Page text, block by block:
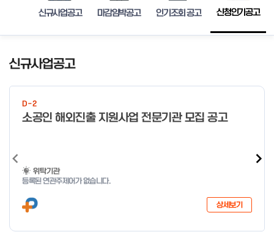
신규사업공고 마감임박공고 인기조회 공고 신청인기공고
신규사업공고
D-2
소공인 해외진출 지원사업 전문기관 모집 공고
위탁기관
등록된 연관주제어가 없습니다.
상세보기